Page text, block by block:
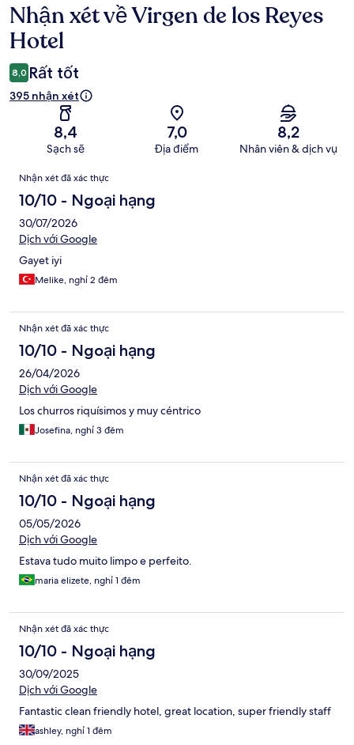
Nhận
xét
Nhận xét về Virgen de los Reyes
Hotel
8,0 Rất tốt
395 nhận xét
8,4
Sạch sẽ
7,0
Địa điểm
8,2
Nhân viên & dịch vụ
Nhận
xét
Nhận xét đã xác thực
10/10 - Ngoại hạng
30/07/2026
Dịch với Google
Gayet iyi
Melike, nghỉ 2 đêm
Nhận xét đã xác thực
10/10 - Ngoại hạng
26/04/2026
Dịch với Google
Los churros riquísimos y muy céntrico
Josefina, nghỉ 3 đêm
Nhận xét đã xác thực
10/10 - Ngoại hạng
05/05/2026
Dịch với Google
Estava tudo muito limpo e perfeito.
maria elizete, nghỉ 1 đêm
Nhận xét đã xác thực
10/10 - Ngoại hạng
30/09/2025
Dịch với Google
Fantastic clean friendly hotel, great location, super friendly staff
ashley, nghỉ 1 đêm